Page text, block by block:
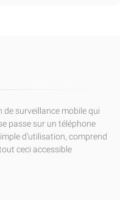
de surveillance mobile qui
passe sur un téléphone
d'utilisation, comprend
ceci accessible